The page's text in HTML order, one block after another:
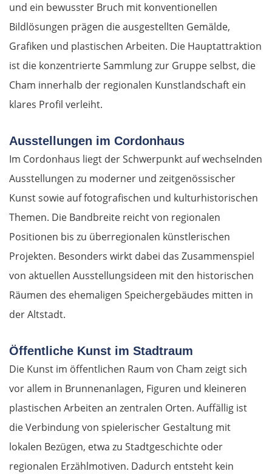
und ein bewusster Bruch mit konventionellen
Bildlösungen prägen die ausgestellten Gemälde,
Grafiken und plastischen Arbeiten. Die Hauptattraktion
ist die konzentrierte Sammlung zur Gruppe selbst, die
Cham innerhalb der regionalen Kunstlandschaft ein
klares Profil verleiht.
Ausstellungen im Cordonhaus
Im Cordonhaus liegt der Schwerpunkt auf wechselnden
Ausstellungen zu moderner und zeitgenössischer
Kunst sowie auf fotografischen und kulturhistorischen
Themen. Die Bandbreite reicht von regionalen
Positionen bis zu überregionalen künstlerischen
Projekten. Besonders wirkt dabei das Zusammenspiel
von aktuellen Ausstellungsideen mit den historischen
Räumen des ehemaligen Speichergebäudes mitten in
der Altstadt.
Öffentliche Kunst im Stadtraum
Die Kunst im öffentlichen Raum von Cham zeigt sich
vor allem in Brunnenanlagen, Figuren und kleineren
plastischen Arbeiten an zentralen Orten. Auffällig ist
die Verbindung von spielerischer Gestaltung mit
lokalen Bezügen, etwa zu Stadtgeschichte oder
regionalen Erzählmotiven. Dadurch entsteht kein